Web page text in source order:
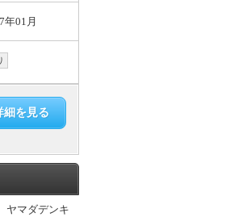
年01月
細を見る
ヤマダデンキ